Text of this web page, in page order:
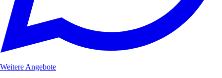
Weitere Angebote